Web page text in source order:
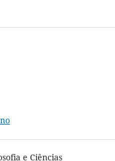
e Ciências